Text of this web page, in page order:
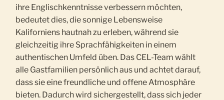
ihre Englischkenntnisse verbessern möchten,
bedeutet dies, die sonnige Lebensweise
Kaliforniens hautnah zu erleben, während sie
gleichzeitig ihre Sprachfähigkeiten in einem
authentischen Umfeld üben. Das CEL-Team wählt
alle Gastfamilien persönlich aus und achtet darauf,
dass sie eine freundliche und offene Atmosphäre
bieten. Dadurch wird sichergestellt, dass sich jeder